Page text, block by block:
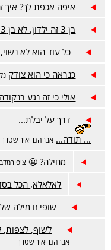
איפה אכפת לך? איך
בן 3 זה ילדון, לא בן 13
כל עוד הוא לא נשוי,
כנראה כי הוא צודק
אולי כי זה נגע בנקודה
דרך על יבלת...
... תודה... אברהם יאיר שטרן
מחילה? 😬
לאלאלא, הכל
שופי זו מילה
לשוף, לצפות,
אברהם יאיר שטרן